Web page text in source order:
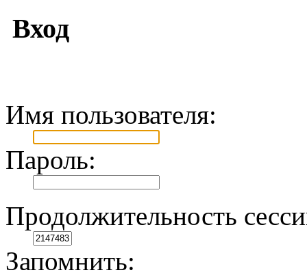
Вход
Имя пользователя:
Пароль:
Продолжительность
Запомнить: